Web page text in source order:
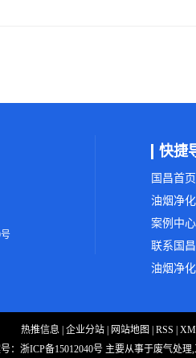
快捷
国昌首页
油烟净
案例中心
联系国昌
油烟净
热推信息| 企业分站| 网站地图 RSS
： 浙ICP备15012040号 主要从事于废气处理